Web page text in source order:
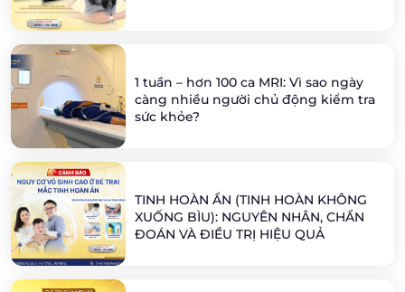
1 tuần – hơn 100 ca MRI: Vì sao ngày
càng nhiều người chủ động kiểm tra
sức khỏe?
TINH HOÀN ẨN (TINH HOÀN KHÔNG
XUỐNG BÌU): NGUYÊN NHÂN, CHẨN
ĐOÁN VÀ ĐIỀU TRỊ HIỆU QUẢ